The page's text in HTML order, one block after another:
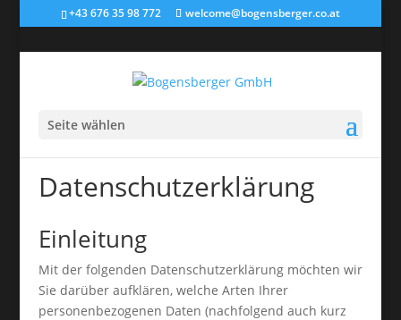
+43 676 35 98 772 welcome@bogensberger.co.at
Seite wählen
Datenschutzerklärung
Einleitung
Mit der folgenden Datenschutzerklärung möchten wir
Sie darüber aufklären, welche Arten Ihrer
personenbezogenen Daten (nachfolgend auch kurz